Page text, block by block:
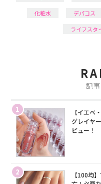
化粧水
デパコス
ライフスタ
記
1
【イエベ
グレイヤ
ビュー！
2
【100均